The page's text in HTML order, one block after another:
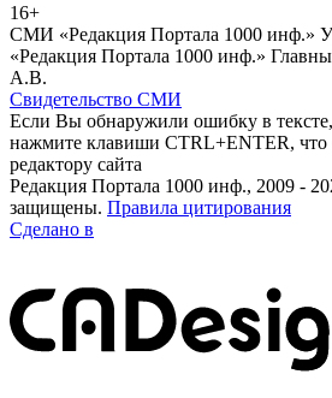
16+
СМИ «Редакция Портала 1000 инф.»
«Редакция Портала 1000 инф.»
А.В.
Свидетельство СМИ
Если Вы обнаружили ошибку в
нажмите клавиши CTRL+ENTER, что
редактору сайта
Редакция Портала 1000 инф., 2009 -
защищены. Правила цитирования
Сделано в